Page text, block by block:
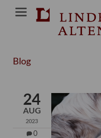
Blog
24
AUG
2023
0